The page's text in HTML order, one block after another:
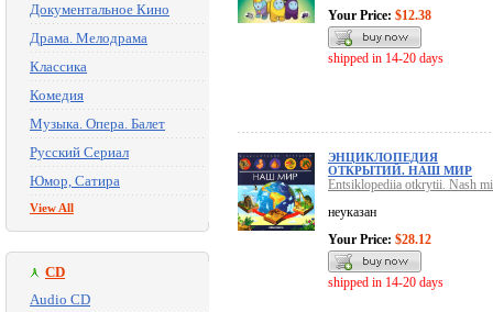
Документальное Кино
Драма. Мелодрама
Классика
Комедия
Музыка. Опера. Балет
Русский Сериал
Юмор, Сатира
View All
CD
Audio CD
Your Price: $12.38
shipped in 14-20 days
ЭНЦИКЛОПЕДИЯ
ОТКРЫТИЙ. НАШ МИР
Entsiklopediia otkrytii. Nash
неуказан
Your Price: $28.12
shipped in 14-20 days